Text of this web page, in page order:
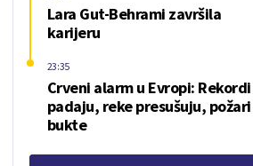
Lara Gut-Behrami završila
karijeru
Crveni alarm u Evropi: Rekordi
padaju, reke presušuju, požari
bukte
23:35